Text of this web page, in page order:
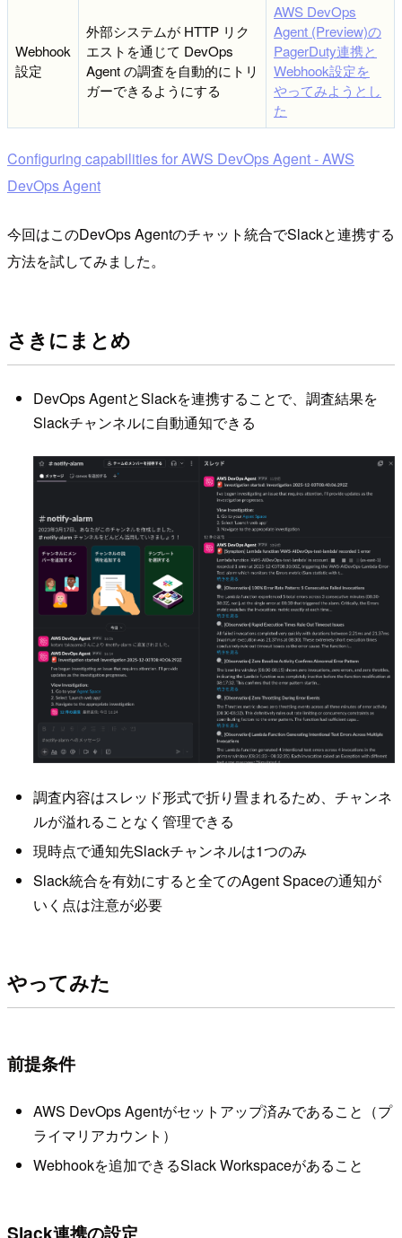
Webhook
設定
外部システムが HTTP リク
エストを通じて DevOps
Agent の調査を自動的にトリ
ガーできるようにする
AWS DevOps
Agent (Preview)の
PagerDuty連携と
Webhook設定を
やってみようとし
た
Configuring capabilities for AWS DevOps Agent - AWS
DevOps Agent
今回はこのDevOps Agentのチャット統合でSlackと連携する
方法を試してみました。
さきにまとめ
DevOps AgentとSlackを連携することで、調査結果を
Slackチャンネルに自動通知できる
調査内容はスレッド形式で折り畳まれるため、チャンネ
ルが溢れることなく管理できる
現時点で通知先Slackチャンネルは1つのみ
Slack統合を有効にすると全てのAgent Spaceの通知が
いく点は注意が必要
やってみた
前提条件
AWS DevOps Agentがセットアップ済みであること（プ
ライマリアカウント）
Webhookを追加できるSlack Workspaceがあること
Slack連携の設定